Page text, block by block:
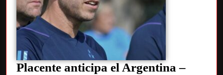
Placente anticipa el Argentina –